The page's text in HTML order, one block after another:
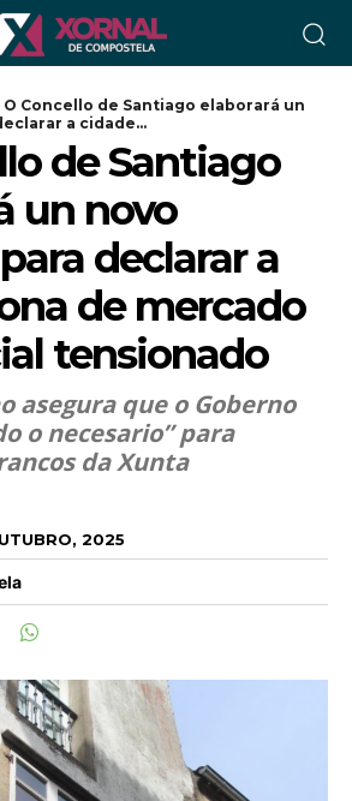
O Concello de Santiago elaborará un
a cidade...
de Santiago
un novo
declarar a
de mercado
tensionado
asegura que o Goberno
o necesario” para
da Xunta
2025